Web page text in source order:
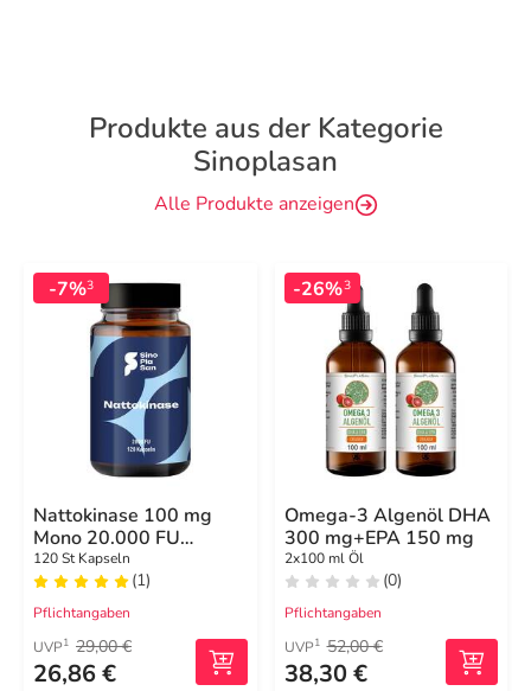
Produkte aus der Kategorie
Sinoplasan
Alle Produkte anzeigen
-7%3
Nattokinase 100 mg
Mono 20.000 FU
Kapseln
120 St Kapseln
(1)
Pflichtangaben
UVP1 29,00 €
26,86 €
-26%3
Omega-3 Algenöl DHA
300 mg+EPA 150 mg
2x100 ml Öl
(0)
Pflichtangaben
UVP1 52,00 €
38,30 €